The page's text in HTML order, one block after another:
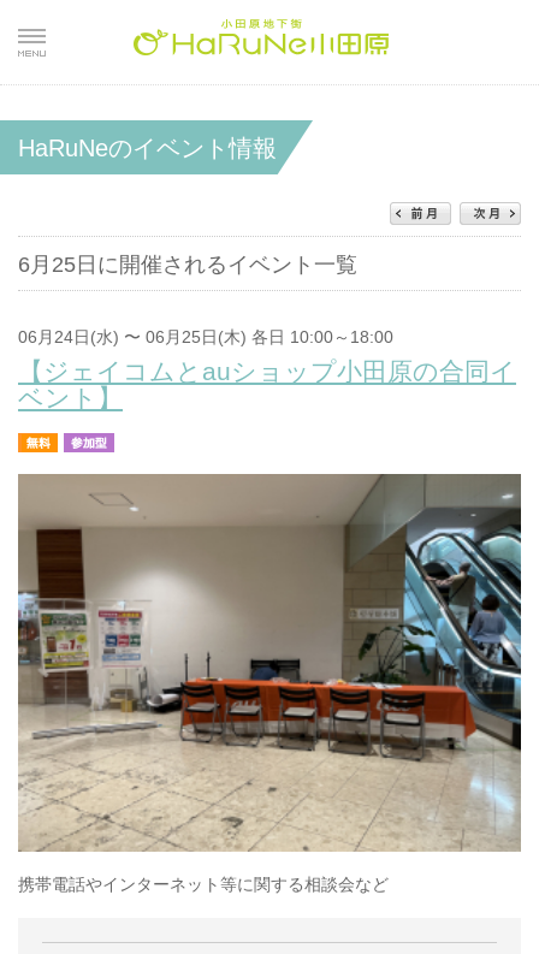
HaRuNeのイベント情報
6月25日に開催されるイベント一覧
06月24日(水) 〜 06月25日(木) 各日 10:00～18:00
【ジェイコムとauショップ小田原の合同イ
ベント】
携帯電話やインターネット等に関する相談会など